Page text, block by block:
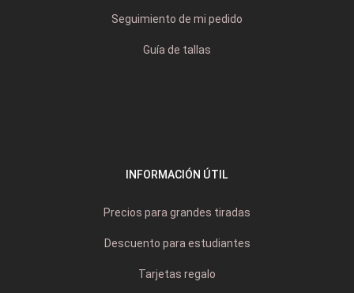
Seguimiento de mi pedido
Guía de tallas
INFORMACIÓN ÚTIL
Precios para grandes tiradas
Descuento para estudiantes
Tarjetas regalo